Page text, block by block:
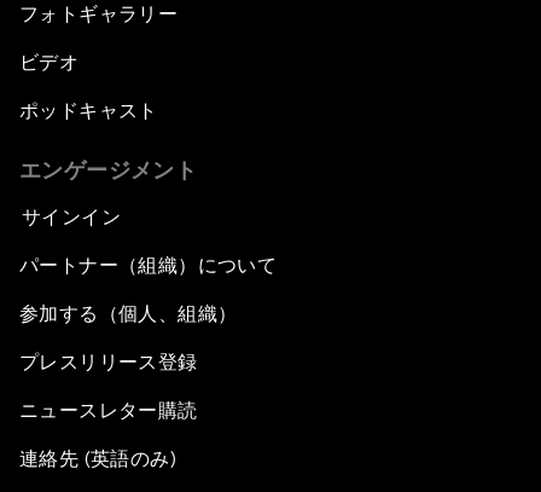
フォトギャラリー
ビデオ
ポッドキャスト
エンゲージメント
サインイン
パートナー（組織）について
参加する（個人、組織）
プレスリリース登録
ニュースレター購読
連絡先 (英語のみ)